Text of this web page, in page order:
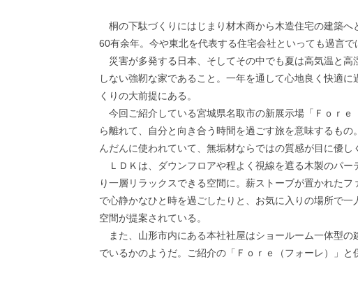
桐の下駄づくりにはじまり材木商から木造住宅の建築
60有余年。今や東北を代表する住宅会社といっても過言で
災害が多発する日本、そしてその中でも夏は高気温と
しない強靭な家であること。一年を通して心地良く快適
くりの大前提にある。
今回ご紹介している宮城県名取市の新展示場「Ｆｏｒｅ
ら離れて、自分と向き合う時間を過ごす旅を意味するも
んだんに使われていて、無垢材ならではの質感が目に優し
ＬＤＫは、ダウンフロアや程よく視線を遮る木製のパー
り一層リラックスできる空間に。薪ストーブが置かれた
で心静かなひと時を過ごしたりと、お気に入りの場所で
空間が提案されている。
また、山形市内にある本社社屋はショールーム一体型の
でいるかのようだ。ご紹介の「Ｆｏｒｅ（フォーレ）」